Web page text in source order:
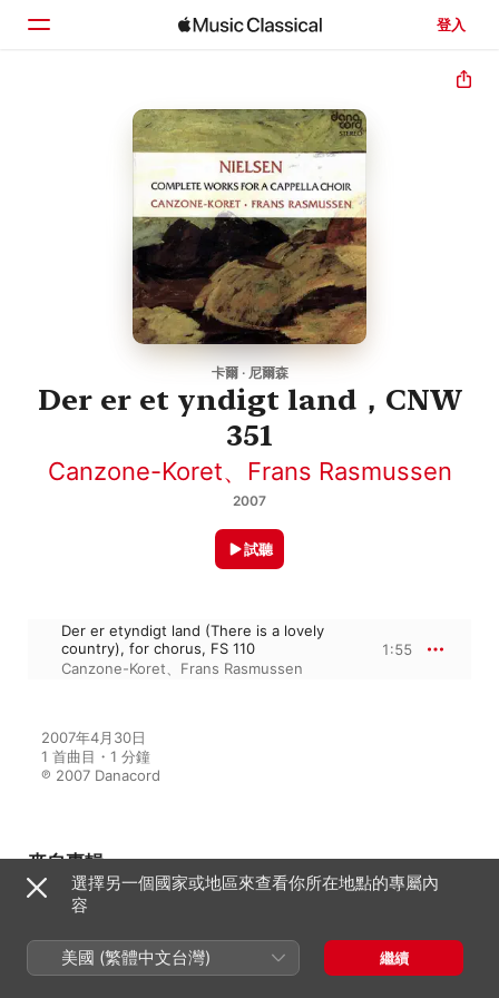
登入
卡爾 · 尼爾森
Der er et yndigt land，CNW
351
Canzone-Koret、 Frans Rasmussen
2007
試聽
Der er etyndigt land (There is a lovely
country), for chorus, FS 110
Canzone-Koret
Frans Rasmussen
1:55
2007年4月30日
1 首曲目・1 分鐘
℗ 2007 Danacord
來自專輯
Nielsen: Complete Works for a
Capella Choir
選擇另一個國家或地區來查看你所在地點的專屬內
容
美國 (繁體中文台灣) 繼續